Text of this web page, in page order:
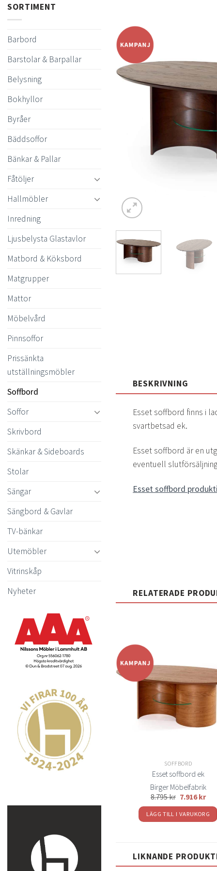
SORTIMENT
Barbord
Barstolar & Barpallar
Belysning
Bokhyllor
Byråer
Bäddsoffor
Bänkar & Pallar
Fåtöljer
Hallmöbler
Inredning
Ljusbelysta Glastavlor
Matbord & Köksbord
Matgrupper
Mattor
Möbelvård
Pinnsoffor
Prissänkta
utställningsmöbler
Soffbord
Soffor
Skrivbord
Skänkar & Sideboards
Stolar
Sängar
Sängbord & Gavlar
TV-bänkar
Utemöbler
Vitrinskåp
Nyheter
BESKRIVNING
Esset soffbord finns i
svartbetsad ek.
Esset soffbord är en
eventuell
Esset soffbord
RELATERADE
SOFFBORD
Esset soffbord ek
Birger Möbelfabrik
8.795kr 7.916kr
LÄGG TILL I VARUKORG
LIKNANDE